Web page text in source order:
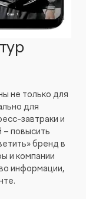
не только для
для
завтраки и
– повысить
бренд в
и компании
информации,